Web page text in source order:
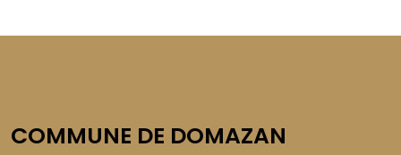
COMMUNE DE DOMAZAN